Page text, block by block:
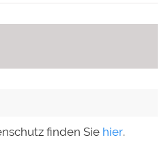
finden Sie hier.